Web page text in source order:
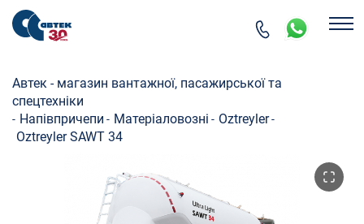
Автек - магазин вантажної, пасажирської та
спецтехніки
- Напівпричепи - Матеріаловозні - Oztreyler-
Oztreyler SAWT 34